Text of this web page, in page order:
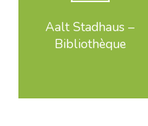
Aalt Stadhaus –
Bibliothèque